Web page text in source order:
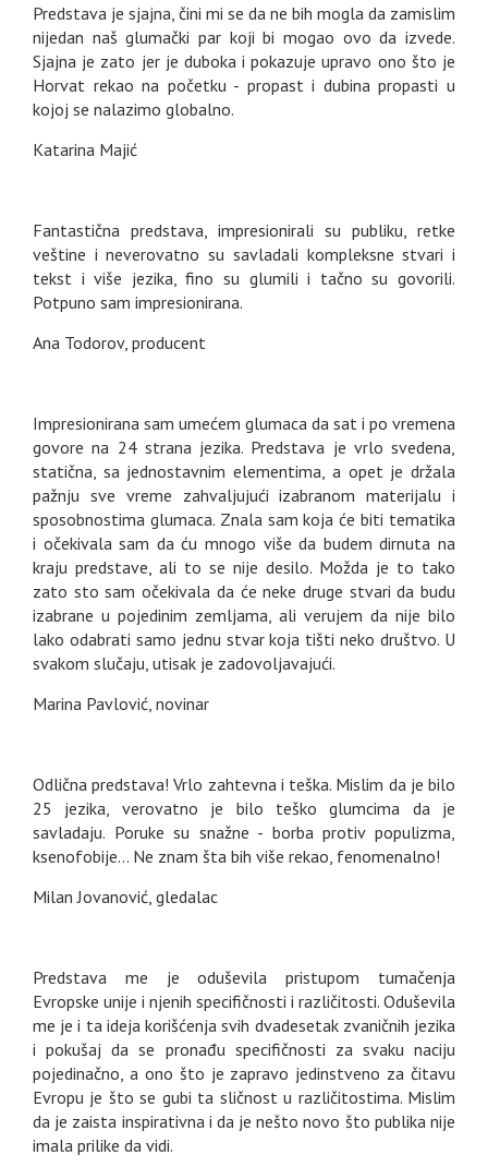
Predstava je sjajna, čini mi se da ne bih mogla da zamislim
nijedan naš glumački par koji bi mogao ovo da izvede.
Sjajna je zato jer je duboka i pokazuje upravo ono što je
Horvat rekao na početku - propast i dubina propasti u
kojoj se nalazimo globalno.
Katarina Majić
Fantastična predstava, impresionirali su publiku, retke
veštine i neverovatno su savladali kompleksne stvari i
tekst i više jezika, fino su glumili i tačno su govorili.
Potpuno sam impresionirana.
Ana Todorov, producent
Impresionirana sam umećem glumaca da sat i po vremena
govore na 24 strana jezika. Predstava je vrlo svedena,
statična, sa jednostavnim elementima, a opet je držala
pažnju sve vreme zahvaljujući izabranom materijalu i
sposobnostima glumaca. Znala sam koja će biti tematika
i očekivala sam da ću mnogo više da budem dirnuta na
kraju predstave, ali to se nije desilo. Možda je to tako
zato sto sam očekivala da će neke druge stvari da budu
izabrane u pojedinim zemljama, ali verujem da nije bilo
lako odabrati samo jednu stvar koja tišti neko društvo. U
svakom slučaju, utisak je zadovoljavajući.
Marina Pavlović, novinar
Odlična predstava! Vrlo zahtevna i teška. Mislim da je bilo
25 jezika, verovatno je bilo teško glumcima da je
savladaju. Poruke su snažne - borba protiv populizma,
ksenofobije... Ne znam šta bih više rekao, fenomenalno!
Milan Jovanović, gledalac
Predstava me je oduševila pristupom tumačenja
Evropske unije i njenih specifičnosti i različitosti. Oduševila
me je i ta ideja korišćenja svih dvadesetak zvaničnih jezika
i pokušaj da se pronađu specifičnosti za svaku naciju
pojedinačno, a ono što je zapravo jedinstveno za čitavu
Evropu je što se gubi ta sličnost u različitostima. Mislim
da je zaista inspirativna i da je nešto novo što publika nije
imala prilike da vidi.